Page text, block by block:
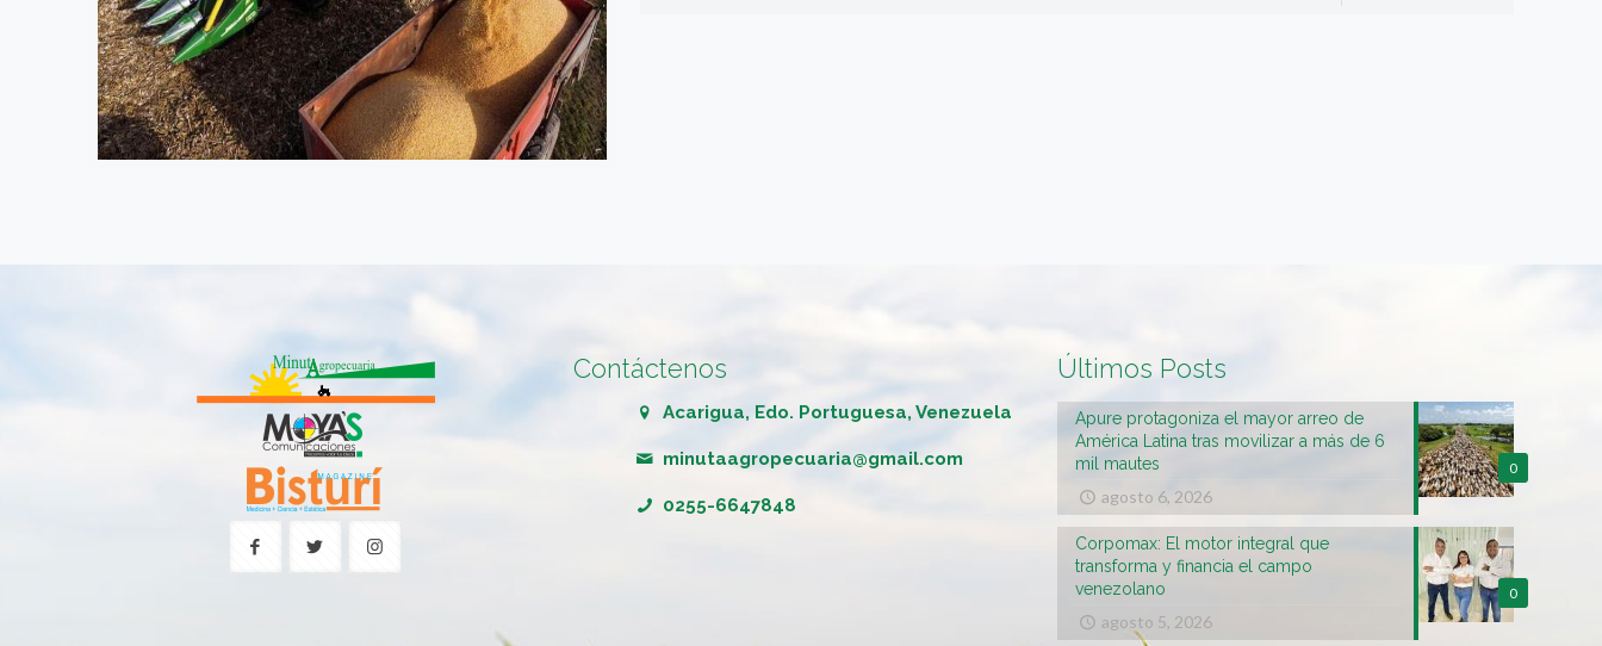
Contáctenos
Acarigua, Edo. Portuguesa, Venezuela
minutaagropecuaria@gmail.com
0255-6647848
Últimos Posts
0
Apure protagoniza el mayor arreo de
América Latina tras movilizar a más de 6
mil mautes
agosto 6, 2026
0
Corpomax: El motor integral que
transforma y financia el campo
venezolano
agosto 5, 2026